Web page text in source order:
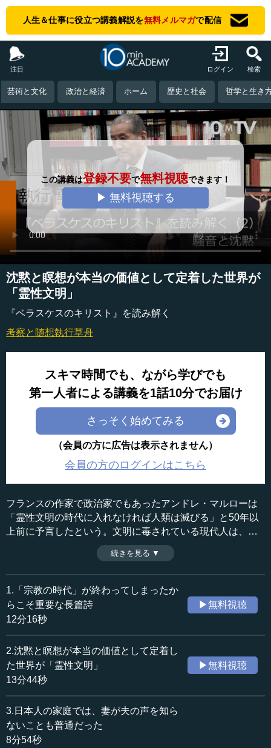
人生＆仕事に役立つ講義解説を無料メルマガで配信
注目 ログイン 検索
芸術と文化 政治と経済 ホーム 歴史と社会 哲学と生き
この講義は登録不要で無料視聴できます！
▶ 無料視聴する
沈黙と瞑想が本当の価値として定着した世界が
「霊性文明」
『ベラスケスのキリスト』を読み解く
考察と随想執行草舟
スキマ時間でも、ながら学びでも
第一人者による講義を1話10分でお届け
さっそく始めてみる
（会員の方に広告は表示されません）
会員の方のログインはこちら
フランスの作家で政治家でもあったアンドレ・マルローは
「霊性文明の時代に入れなければ人類は滅びる」と50年以
上前に予言したという。文明に毒されている現代人は、真
の意味でキリスト教を信仰することはできないからであ
る。人類が滅びないためには宗教を超えた存在が必要で、
それが霊性文明である。原始キリスト教は「静かな」世界
だったのに対し、現代は「饒舌と騒音」の時代である。霊
性文明とは沈黙と瞑想の時代で、沈黙と瞑想が本当の価値
として定着した時代のことである。（全13話中第２話）
収録日：2022年8月2日
追加日：2022年9月16日
カテゴリー：
哲学・思想
≪全文≫
執行 この「霊性文明」という言葉を、私は声を大にして
言っています。霊性文明という言葉自体は、元々私が一番
尊敬している日本の大学教授の竹本忠雄先生（筑波大学名
誉教授、コレージュ・ド・フランス元招待教授）が使って
おられ、そこからもらったものです。
竹本忠雄先生は霊性文明で有名なアンドレ・マルローの
続きを見る ▼
1.「宗教の時代」が終わってしまったか
らこそ重要な長篇詩
12分16秒
▶無料視聴
2.沈黙と瞑想が本当の価値として定着し
た世界が「霊性文明」
13分44秒
▶無料視聴
3.日本人の家庭では、妻が夫の声を知ら
ないことも普通だった
8分54秒